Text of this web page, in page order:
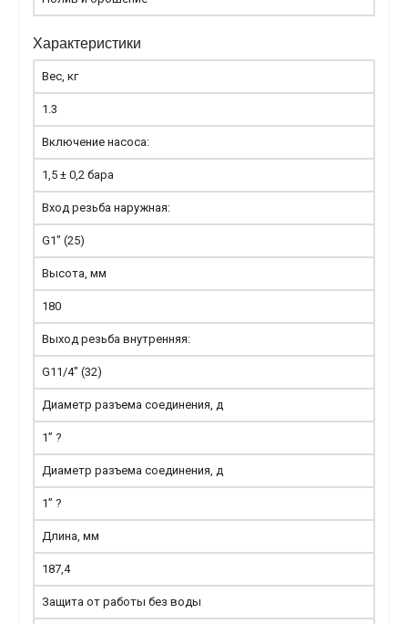
Характеристики
Вес, кг
1.3
Включение насоса:
1,5 ± 0,2 бара
Вход резьба наружная:
G1" (25)
Высота, мм
180
Выход резьба внутренняя:
G11/4" (32)
Диаметр разъема соединения, д
1” ?
Диаметр разъема соединения, д
1” ?
Длина, мм
187,4
Защита от работы без воды